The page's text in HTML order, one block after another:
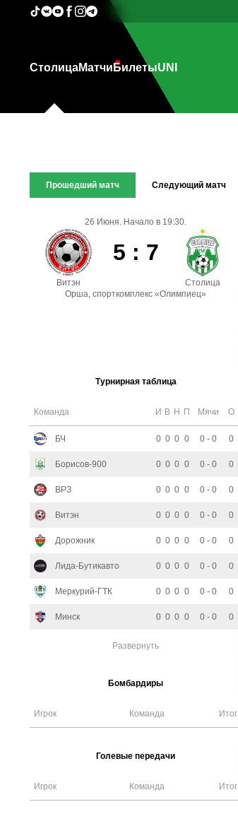
СтолицаМатчи БилетыUNI
Прошедший матч Следующий матч
26 Июня. Начало в 19:30.
5 : 7
Витэн
Столица
Орша, спорткомплекс «Олимпиец»
Турнирная таблица
Команда И В Н П Мячи О
БЧ 0 0 0 0 0 - 0 0
Борисов-900 0 0 0 0 0 - 0 0
ВРЗ 0 0 0 0 0 - 0 0
Витэн 0 0 0 0 0 - 0 0
Дорожник 0 0 0 0 0 - 0 0
Лида-Бутикавто 0 0 0 0 0 - 0 0
Меркурий-ГТК 0 0 0 0 0 - 0 0
Минск 0 0 0 0 0 - 0 0
Развернуть
Бомбардиры
Игрок Команда Итог
Голевые передачи
Игрок Команда Итог